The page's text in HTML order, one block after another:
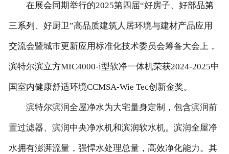
在展会同期举行的2025第四届“好房子、好部品第
三系列 、好厨卫”高品质建筑人居环境与建材产品应用
交流会暨城市更新应用标准化技术委员会筹备大会上，
滨特尔滨立方MIC4000-i型软净一体机荣获2024-2025中
国室内健康舒适环境CCMSA-Wie Tec创新金奖。
滨特尔滨润全屋净水为大宅量身定制，包含滨润前
置过滤器、滨润中央净水机和滨润软水机。滨润全屋净
水拥有澎湃流量，强悍水处理总量，高效净化能力。其